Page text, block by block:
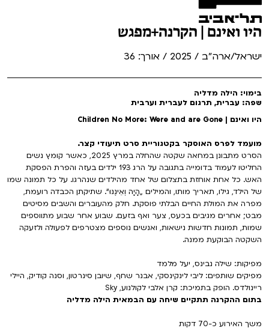
היו ואינם | הקרנה+מפגש
ישראל/ארה"ב / 2025 / אורך: 36
בימוי: הילה מדליה
שפה: עברית, תרגום לעברית וערבית
היו ואינם | Children No More: Were and are Gone
מועמד לפרס האוסקר בקטגוריית סרט תיעודי קצר.
הסרט מתבונן במחאה שקטה שהחלה במרץ 2025, כאשר קומץ נשים
החליטו לעמוד בדומייה בתגובה על הרג 193 ילדים בעזה והפרת הפסקת
האש. כל אחת אוחזת בתצלום של אחד מהילדים שנהרגו. על כל תמונה שמו
של הילד, גילו, תאריך מותו, והמילים „הָיָה וְאֵינֶנּוּ“. שתיקתן הכבדה רועמת,
מפרה את המולת החיים הבלתי פוסקת. חלק מהעוברים והשבים מסיטים
מבט; אחרים מגיבים בכעס, צער ואף בזעם. שבוע אחר שבוע מתווספים
שמות, תמונות חדשות נישאות, ואנשים נוספים מצטרפים לפעולה ולזעקה
השקטה הבוקעת ממנה.
מפיקות: שילה נבינס, יעל מלמד
מפיקים שותפים: ליבי לינקינסקי, אבנר שחף, שיובן סינרטון, וסנה קודיק, היילי
ריינולדס. הופק בתמיכת: קרן אלבי לקולנוע, Sky
בתום ההקרנה תתקיים שיחה עם הבמאית הילה מדליה
משך האירוע כ-70 דקות